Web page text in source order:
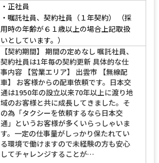
・正社員
・嘱託社員、契約社員（１年契約）
（採
用時の年齢が６１歳以上の場合上記取扱
いとしています。）
【契約期間】 期間の定めなし 嘱託社員、
契約社員は1年毎の契約更新 具体的な仕
事内容 【営業エリア】 出雲市 【無線配
車】 お客様からの配車依頼です。日本交
通は1950年の設立以来70年以上に渡り地
域のお客様と共に成長してきました。そ
の為「タクシーを依頼するなら日本交
通」というお客様が多くいらっしゃいま
す。一定の仕事量がしっかり保たれてい
る環境で働けますので未経験の方も安心
してチャレンジすることが…